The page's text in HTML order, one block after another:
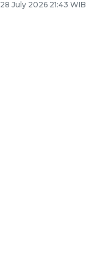
28 July 2026 21:43 WIB